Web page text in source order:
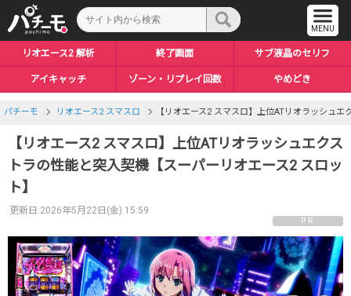
リオエース2 解析 終了画面 サブ液晶のセリフ
アイキャッチ ゾーン・リプレイ回数 やめどき
上位後の恩恵 設定差まとめ 朝一リセット
天井・期待値 ノワールルーム CZハワードゲーム
リール枠エフェクト Vベルハッキング ステートハッキング
トロフィー エースモード 直撃確率
裏ボタン 穢れ 小Vベル
ボーナス 上位CZ エンディング
ED中のボイス 上位AT ロングフリーズ
パチーモ リオエース2 スマスロ 【リオエース2 スマスロ】上位ATリオラッシュ
【リオエース2 スマスロ】上位ATリオラッシュエクス
トラの性能と突入契機【スーパーリオエース2 スロッ
ト】
更新日:2026年5月22日(金) 15:59
PR